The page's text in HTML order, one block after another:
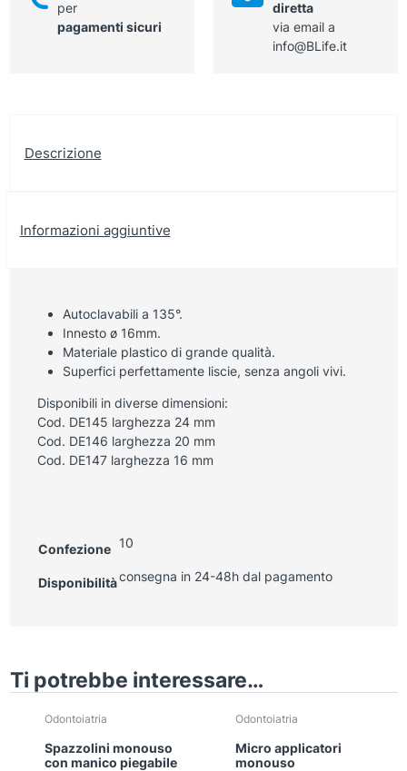
per
pagamenti sicuri
diretta
via email a
info@BLife.it
Descrizione
Informazioni aggiuntive
Autoclavabili a 135°.
Innesto ø 16mm.
Materiale plastico di grande qualità.
Superfici perfettamente liscie, senza angoli vivi.
Disponibili in diverse dimensioni:
Cod. DE145 larghezza 24 mm
Cod. DE146 larghezza 20 mm
Cod. DE147 larghezza 16 mm
Confezione 10
Disponibilitàconsegna in 24-48h dal pagamento
Ti potrebbe interessare…
Odontoiatria
Spazzolini monouso
con manico piegabile
Odontoiatria
Micro applicatori
monouso